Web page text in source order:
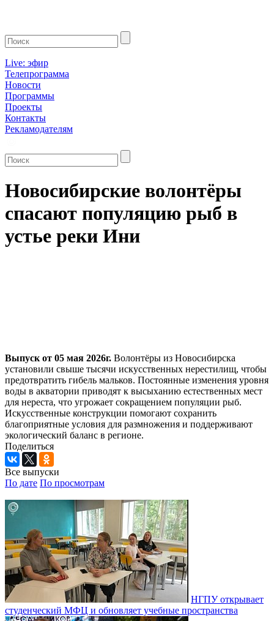
Live: эфир
Телепрограмма
Новости
Программы
Проекты
Контакты
Рекламодателям
Новосибирские волонтёры
спасают популяцию рыб в
устье реки Ини
Выпуск от 05 мая 2026г. Волонтёры из Новосибирска
установили свыше тысячи искусственных нерестилищ, чтобы
предотвратить гибель мальков. Постоянные изменения уровня
воды в акватории приводят к высыханию естественных мест
для нереста, что угрожает сокращением популяции рыб.
Искусственные конструкции помогают сохранить
благоприятные условия для размножения и поддерживают
экологический баланс в регионе.
Поделиться
Все выпуски
По дате По просмотрам
НГПУ открывает
студенческий МФЦ и обновляет учебные пространства